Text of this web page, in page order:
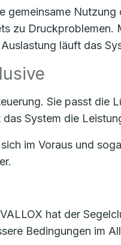
gemeinsame
zu Druckproblemen.
läuft das
Sie passt die
System die
im Voraus und
hat der
Bedingungen im